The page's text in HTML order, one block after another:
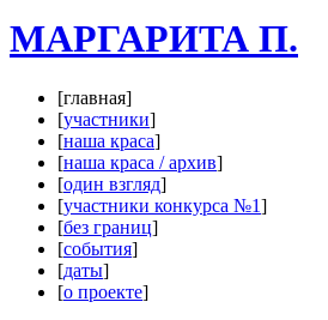
МАРГАРИТА П.
[главная]
[участники]
[наша краса]
[наша краса / архив]
[один взгляд]
[участники конкурса №1]
[без границ]
[события]
[даты]
[о проекте]